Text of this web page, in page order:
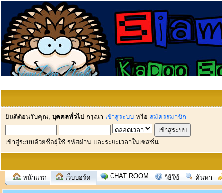
ยินดีต้อนรับคุณ, บุคคลทั่วไป กรุณา เข้าสู่ระบบ หรือ สมัครสมาชิก
เข้าสู่ระบบด้วยชื่อผู้ใช้ รหัสผ่าน และระยะเวลาในเซสชั่น
หน้าแรก เว็บบอร์ด CHAT ROOM วิธีใช้ ค้นหา